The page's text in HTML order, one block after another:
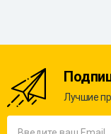
Лучшие